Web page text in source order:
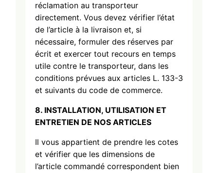
réclamation au transporteur
directement. Vous devez vérifier l’état
de l’article à la livraison et, si
nécessaire, formuler des réserves par
écrit et exercer tout recours en temps
utile contre le transporteur, dans les
conditions prévues aux articles L. 133-3
et suivants du code de commerce.
8. INSTALLATION, UTILISATION ET
ENTRETIEN DE NOS ARTICLES
Il vous appartient de prendre les cotes
et vérifier que les dimensions de
l’article commandé correspondent bien